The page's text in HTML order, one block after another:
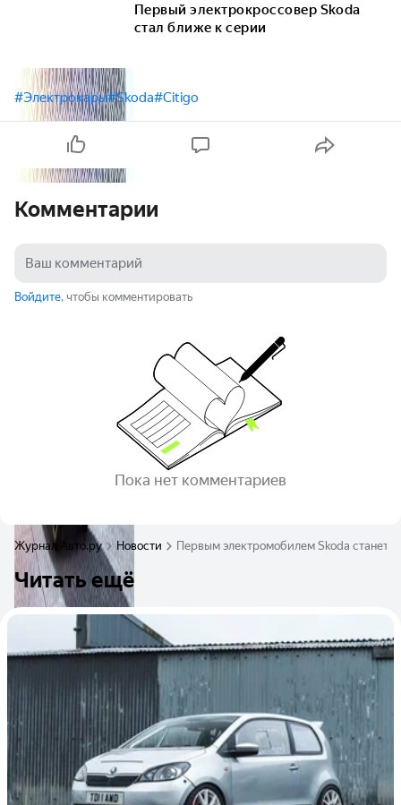
Первый электрокроссовер Skoda
стал ближе к серии
#Электрокары#Skoda#Citigo
Комментарии
Войдите, чтобы комментировать
Пока нет комментариев
Журнал Авто.ру Новости Первым электромобилем Skoda станет
Читать ещё